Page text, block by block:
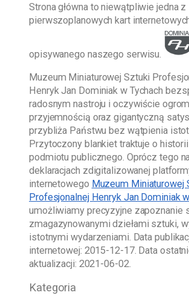
Strona głównato niewątpliwie jedna z
pierwszoplanowych kart
opisywanego naszego serwisu.
Muzeum Miniaturowej Sztuki
Henryk Jan Dominiak w Tychach
radosnym nastroju i oczywiście
przyjemnością oraz gigantyczną
przybliża Państwu bez wątpienia
Przytoczony blankiet traktuje o
podmiotu publicznego. Oprócz tego
deklaracjach zdigitalizowanej
internetowego Muzeum Miniaturowej
Profesjonalnej Henryk Jan Dominiak
umożliwiamy precyzyjne zapoznanie
zmagazynowanymi dziełami sztuki,
istotnymi wydarzeniami. Data
internetowej: 2015-12-17. Data
aktualizacji: 2021-06-02
Kategoria